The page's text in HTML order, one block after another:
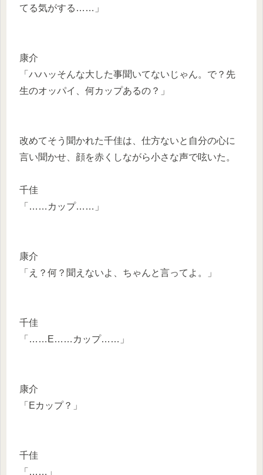
てる気がする……」
康介
「ハハッそんな大した事聞いてないじゃん。で？先
生のオッパイ、何カップあるの？」
改めてそう聞かれた千佳は、仕方ないと自分の心に
言い聞かせ、顔を赤くしながら小さな声で呟いた。
千佳
「……カップ……」
康介
「え？何？聞えないよ、ちゃんと言ってよ。」
千佳
「……E……カップ……」
康介
「Eカップ？」
千佳
「……」